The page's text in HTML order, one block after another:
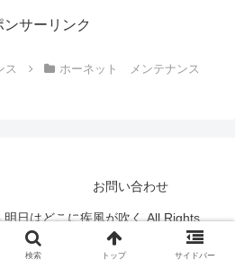
ンサーリンク
ス ホーネット メンテナンス
お問い合わせ
日はどこに疾風が吹く All Rights
Reserved.
検索 トップ サイドバー